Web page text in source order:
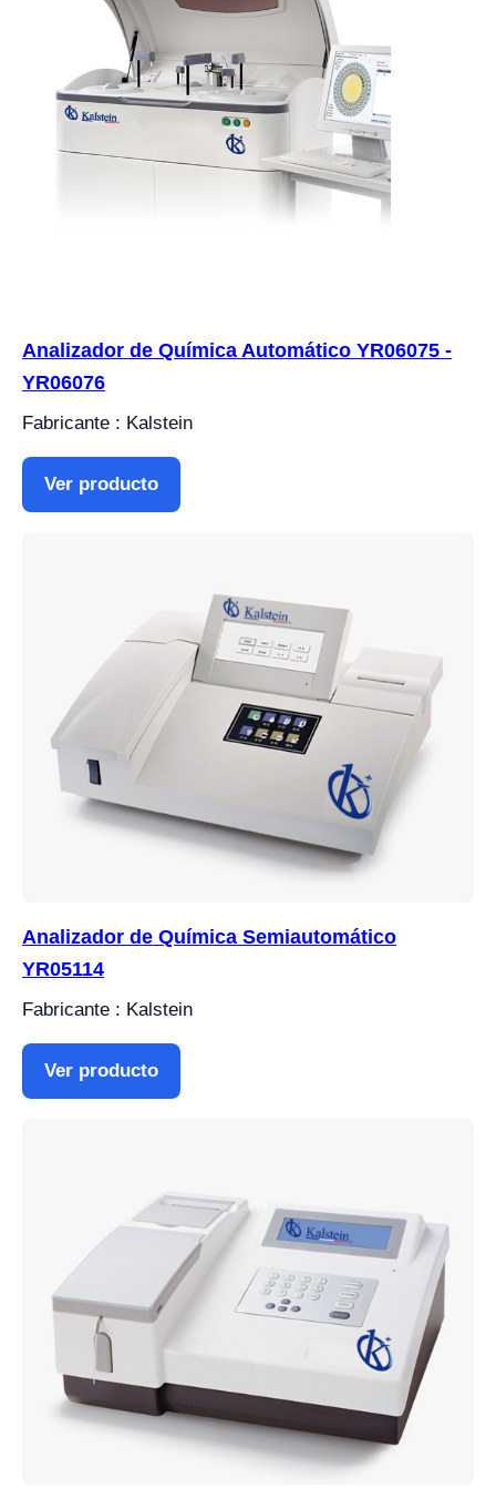
Analizador de Química Automático YR06075 -
YR06076
Fabricante : Kalstein
Ver producto
Analizador de Química Semiautomático
YR05114
Fabricante : Kalstein
Ver producto